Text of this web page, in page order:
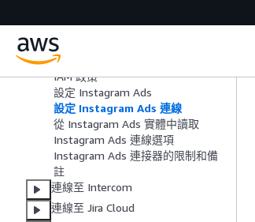
連線至 Instagram Ads
AWS Glue 支援 Instagram 廣告
IAM 政策
設定 Instagram Ads
設定 Instagram Ads 連線
從 Instagram Ads 實體中讀取
Instagram Ads 連線選項
Instagram Ads 連接器的限制和備
註
連線至 Intercom
連線至 Jira Cloud